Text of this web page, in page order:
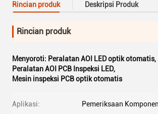
Rincian produk Deskripsi Produk
Rincian produk
Menyoroti: Peralatan AOI LED optik otomatis,
Peralatan AOI PCB Inspeksi LED,
Mesin inspeksi PCB optik otomatis
Aplikasi: Pemeriksaan